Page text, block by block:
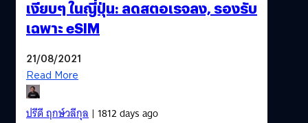
เงียบๆ ในญี่ปุ่น: ลดสตอเรจลง, รองรับ
เฉพาะ eSIM
21/08/2021
Read More
ปรีดี ฤกษ์วลีกุล| 1812 days ago